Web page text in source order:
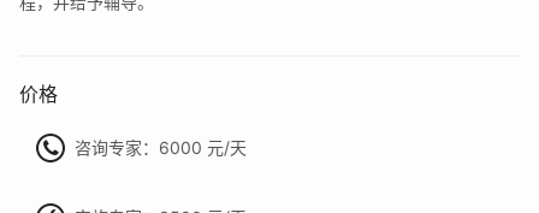
价格
咨询专家：6000 元/天